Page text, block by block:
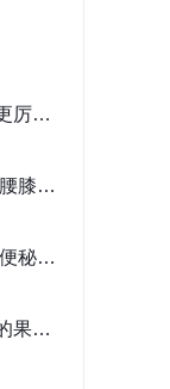
吃了盐酸坦洛新缓释胶囊尿频更厉害了怎么回事?
早晨起来腰膝酸软是什么原因 腰膝酸软浑身无力是怎么回事
怀孕月份越大便秘越厉害 孕妇便秘的厉害怎么办
体脂率降不下来？陈一娜推荐的果汁，用“三段式”逻辑重塑代谢